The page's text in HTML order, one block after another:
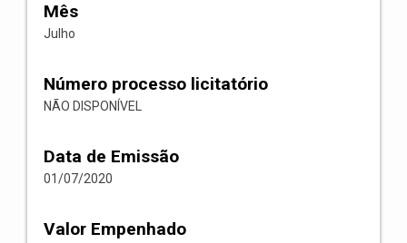
Mês
Julho
Número processo licitatório
NÃO DISPONÍVEL
Data de Emissão
01/07/2020
Valor Empenhado